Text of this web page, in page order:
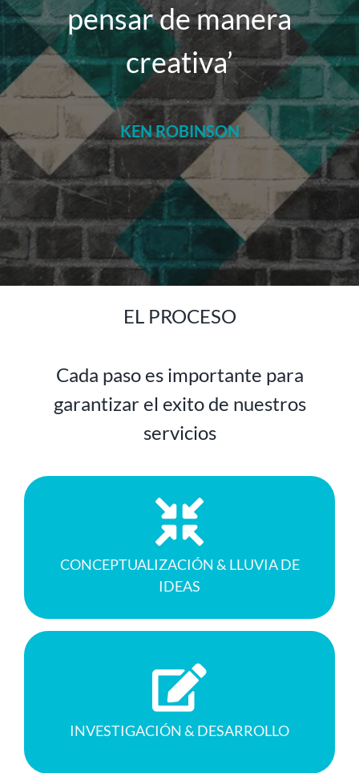
pensar de manera
creativa’
KEN ROBINSON
EL PROCESO
Cada paso es importante para
garantizar el exito de nuestros
servicios
CONCEPTUALIZACIÓN & LLUVIA DE
IDEAS
Analizamos con detalle cada uno de sus
requerimientos y necesidades.
INVESTIGACIÓN & DESARROLLO
Estudio de tendencias y campañas afines
para generar desarrollos inéditos.